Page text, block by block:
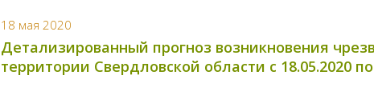
18 мая 2020
Детализированный прогноз возникновения
территории Свердловской области с 18.05.2020 по